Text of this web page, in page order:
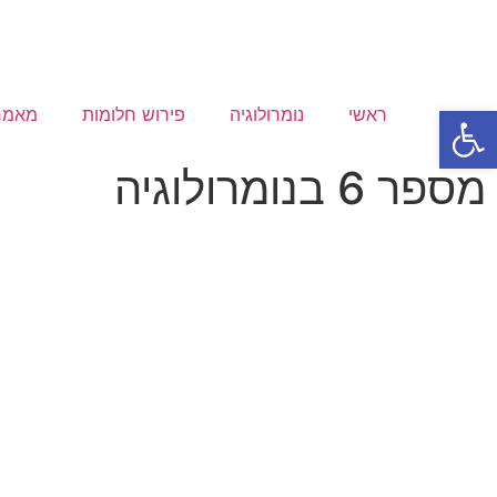
ראשי נומרולוגיה פירוש חלומות
מספר 6 בנומרולוגיה
פתח סרגל נגישות